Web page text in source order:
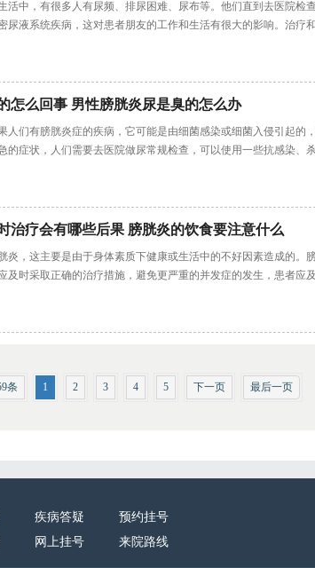
活中，有很多人有尿频、排尿困难、尿布等。他们直到去医院检
尿液系统疾病，这对患者朋友的工作和生活有很大的影响。治疗
怎么回事 男性膀胱炎尿是臭的怎么办
人们有膀胱炎症的疾病，它可能是由细菌感染或细菌入侵引起的
的症状，人们需要去医院做尿常规检查，可以使用一些抗感染、
治疗会有哪些后果 膀胱炎的饮食要注意什么
炎，这主要是由于身体素质下健康或生活中的不好因素造成的。
及时采取正确的治疗措施，避免更严重的并发症的发生，患者应
条 1 2 3 4 5 下一页 最后一页
疾病答疑
预约挂号
网上挂号 来院路线